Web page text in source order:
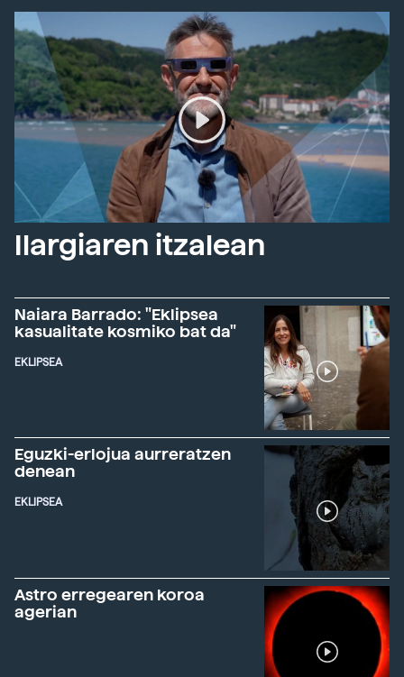
Ilargiaren itzalean
Naiara Barrado: "Eklipsea
kasualitate kosmiko bat da"
EKLIPSEA
Eguzki-erlojua aurreratzen
denean
EKLIPSEA
Astro erregearen koroa
agerian